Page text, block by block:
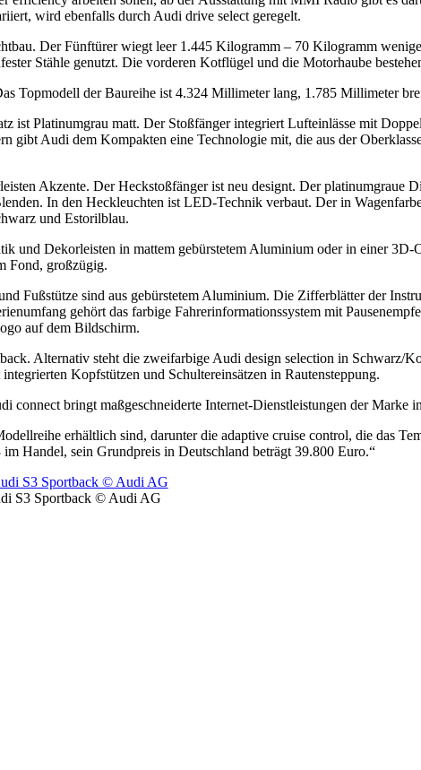
wird ebenfalls durch Audi drive select geregelt.
Der Fünftürer wiegt leer 1.445 Kilogramm – 70 Kilogramm
Stähle genutzt. Die vorderen Kotflügel und die Motorhaube
Topmodell der Baureihe ist 4.324 Millimeter lang, 1.785 Millimeter
ist Platinumgrau matt. Der Stoßfänger integriert Lufteinlässe mit
gibt Audi dem Kompakten eine Technologie mit, die aus der
Akzente. Der Heckstoßfänger ist neu designt. Der platinumgraue
In den Heckleuchten ist LED-Technik verbaut. Der in
und Estorilblau.
und Dekorleisten in mattem gebürstetem Aluminium oder in einer
Fond, großzügig.
Fußstütze sind aus gebürstetem Aluminium. Die Zifferblätter der
gehört das farbige Fahrerinformationssystem mit
auf dem Bildschirm.
Alternativ steht die zweifarbige Audi design selection in Schwarz/
Kopfstützen und Schultereinsätzen in Rautensteppung.
bringt maßgeschneiderte Internet-Dienstleistungen der Marke
erhältlich sind, darunter die adaptive cruise control, die das
Handel, sein Grundpreis in Deutschland beträgt 39.800 Euro.“
S3 Sportback © Audi AG